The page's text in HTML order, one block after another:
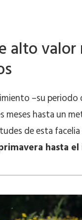
alto
–su periodo
meses hasta un
de esta facelia
hasta